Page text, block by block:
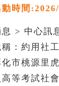
動時間
> 中心訊
：約用社
市桃源里
等考試社